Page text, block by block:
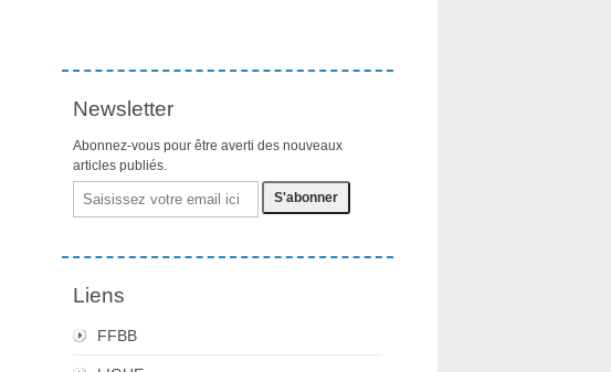
Newsletter
Abonnez-vous pour être averti des nouveaux
articles publiés.
Email
Liens
FFBB